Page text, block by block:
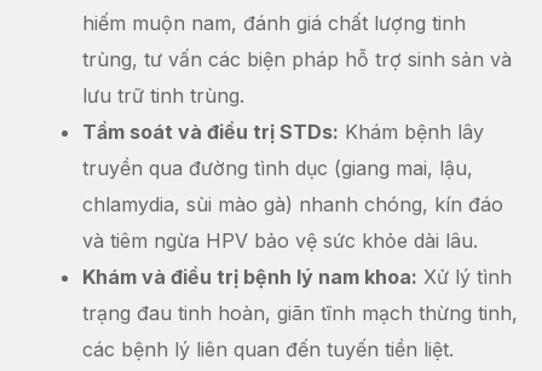
hiếm muộn nam, đánh giá chất lượng tinh
trùng, tư vấn các biện pháp hỗ trợ sinh sản và
lưu trữ tinh trùng.
Tầm soát và điều trị STDs: Khám bệnh lây
truyền qua đường tình dục (giang mai, lậu,
chlamydia, sùi mào gà) nhanh chóng, kín đáo
và tiêm ngừa HPV bảo vệ sức khỏe dài lâu.
Khám và điều trị bệnh lý nam khoa: Xử lý tình
trạng đau tinh hoàn, giãn tĩnh mạch thừng tinh,
các bệnh lý liên quan đến tuyến tiền liệt.